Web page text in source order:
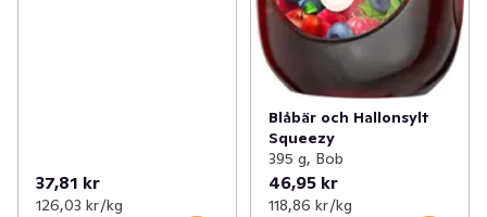
37,81 kr
126,03 kr /kg
Blåbär och Hallonsylt
Squeezy
395 g, Bob
46,95 kr
118,86 kr /kg